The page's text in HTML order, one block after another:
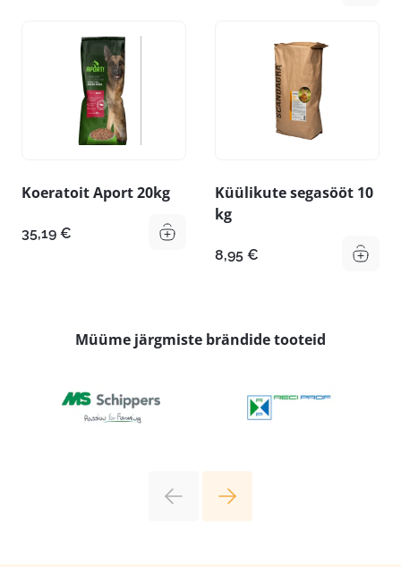
Koeratoit Aport 20kg
35,19 €
Küülikute segasööt 10
kg
8,95 €
Müüme järgmiste brändide tooteid